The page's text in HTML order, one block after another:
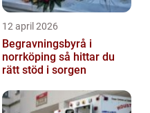
12 april 2026
Begravningsbyrå i
norrköping så hittar du
rätt stöd i sorgen